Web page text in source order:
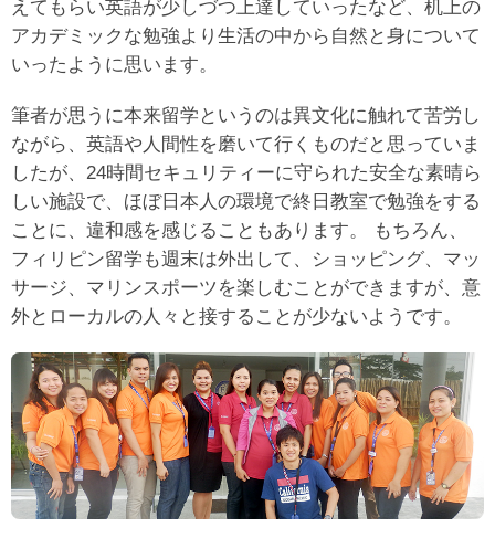
えてもらい英語が少しづつ上達していったなど、机上の
アカデミックな勉強より生活の中から自然と身について
いったように思います。
筆者が思うに本来留学というのは異文化に触れて苦労し
ながら、英語や人間性を磨いて行くものだと思っていま
したが、24時間セキュリティーに守られた安全な素晴ら
しい施設で、ほぼ日本人の環境で終日教室で勉強をする
ことに、違和感を感じることもあります。 もちろん、
フィリピン留学も週末は外出して、ショッピング、マッ
サージ、マリンスポーツを楽しむことができますが、意
外とローカルの人々と接することが少ないようです。